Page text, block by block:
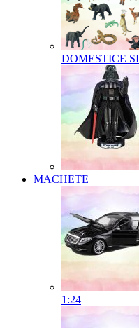
DOMESTICE
MACHETE
1:24